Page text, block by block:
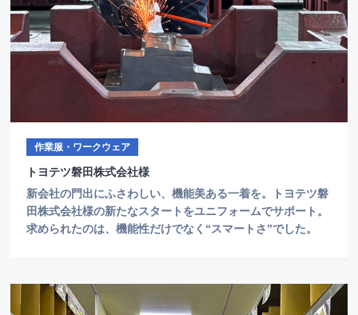
作業服・ワークウェア
トヨテツ磐田株式会社様
新会社の門出にふさわしい、機能美ある一着を。トヨテツ磐
田株式会社様の新たなスタートをユニフォームでサポート。
求められたのは、機能性だけでなく“スマートさ”でした。